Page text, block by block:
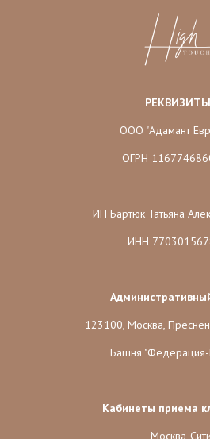
РЕКВИЗИТЫ
ООО "Адамант
ОГРН
ИП Бартюк Татьяна
ИНН
123100, Москва,
Башня "Федерация-
Кабинеты приема
- Москва-Сити